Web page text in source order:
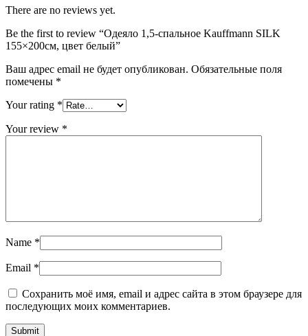
There are no reviews yet.
Be the first to review “Одеяло 1,5-спальное Kauffmann SILK
155×200см, цвет белый”
Ваш адрес email не будет опубликован. Обязательные поля
помечены *
Your rating *
Your review *
Name *
Email *
Сохранить моё имя, email и адрес сайта в этом браузере для
последующих моих комментариев.